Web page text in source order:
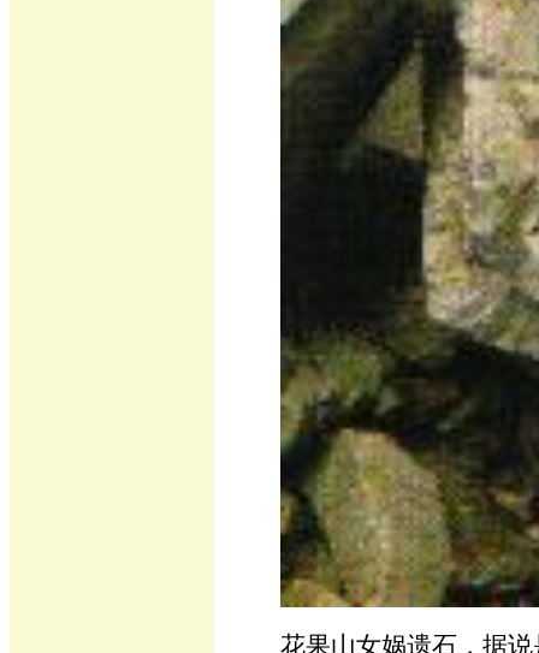
花果山女娲遗石，据